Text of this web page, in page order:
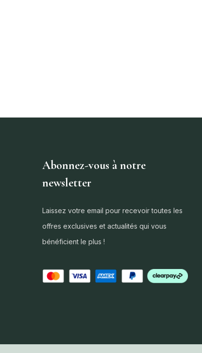
Abonnez-vous à notre
newsletter
Laissez votre email pour recevoir toutes les
offres exclusives et actualités qui vous
bénéficient le plus !